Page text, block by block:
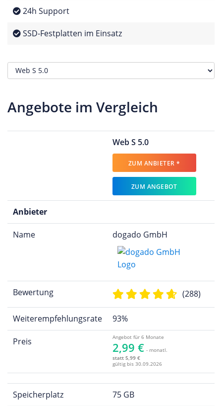
24h Support
SSD-Festplatten im Einsatz
Angebote im Vergleich
Web S 5.0
ZUM ANBIETER *
ZUM ANGEBOT
Anbieter
Name dogado GmbH
Bewertung (288)
Weiterempfehlungsrate 93%
Preis Angebot für 6 Monate
2,99 € - monatl.
statt 5,99 €
gültig bis 30.09.2026
Speicherplatz 75 GB